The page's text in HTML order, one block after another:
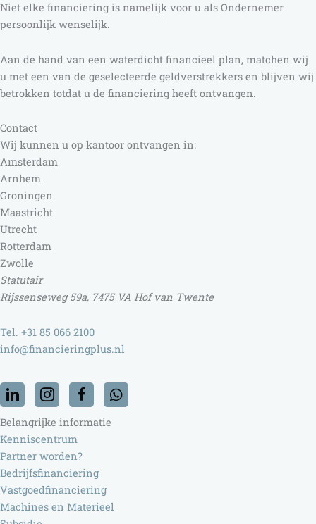
Niet elke financiering is namelijk voor u als Ondernemer
persoonlijk wenselijk.
Aan de hand van een waterdicht financieel plan, matchen wij
u met een van de geselecteerde geldverstrekkers en blijven wij
betrokken totdat u de financiering heeft ontvangen.
Contact
Wij kunnen u op kantoor ontvangen in:
Amsterdam
Arnhem
Groningen
Maastricht
Utrecht
Rotterdam
Zwolle
Statutair
Rijssenseweg 59a, 7475 VA Hof van Twente
Tel. +31 85 066 2100
info@financieringplus.nl
Belangrijke informatie
Kenniscentrum
Partner worden?
Bedrijfsfinanciering
Vastgoedfinanciering
Machines en Materieel